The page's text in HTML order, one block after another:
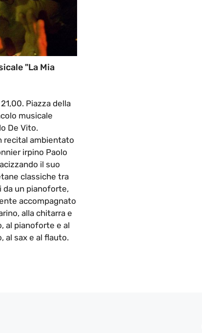
"La Mia
Piazza della
musicale
De Vito.
recital ambientato
irpino Paolo
il suo
classiche tra
da un pianoforte,
accompagnato
alla chitarra e
al pianoforte e al
al sax e al flauto.